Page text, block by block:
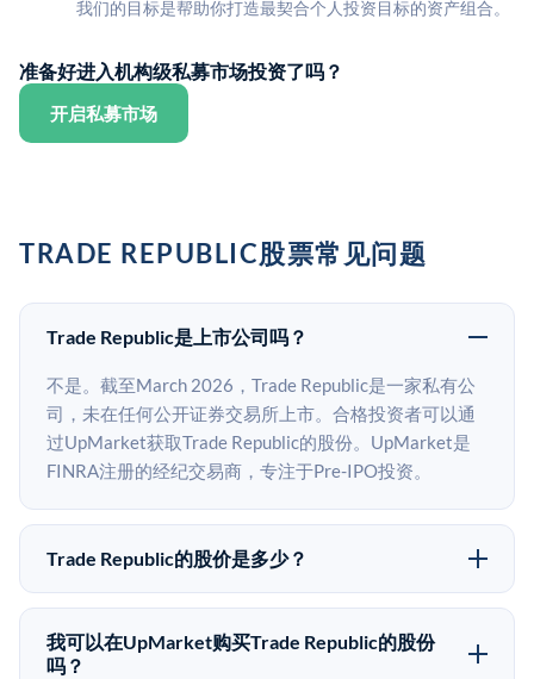
我们的目标是帮助你打造最契合个人投资目标的资产组合。
准备好进入机构级私募市场投资了吗？
开启私募市场
TRADE REPUBLIC股票常见问题
Trade Republic是上市公司吗？
不是。截至March 2026，Trade Republic是一家私有公
司，未在任何公开证券交易所上市。合格投资者可以通
过UpMarket获取Trade Republic的股份。UpMarket是
FINRA注册的经纪交易商，专注于Pre-IPO投资。
Trade Republic的股价是多少？
Trade Republic没有公开股价，因为它是一家私有公司。
最近的已知股价来自其最近一轮融资。 二级市场上的
Pre-IPO股价可能因供需和市场条件而与最近一轮融资价
我可以在UpMarket购买Trade Republic的股份
吗？